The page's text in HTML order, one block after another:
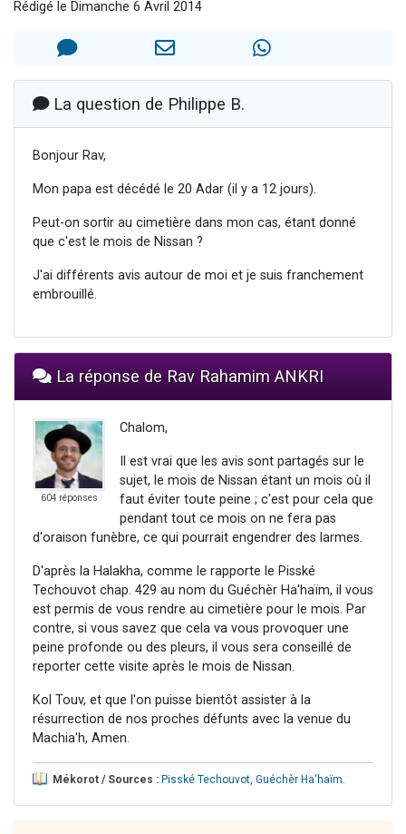
Il reste 49 places pour étudier en groupe sur Zoom
Eva vient de donner son Maasser
3 personnes viennent de faire un don pour Événements Torah-Box
Rédigé le Dimanche 6 Avril 2014
La question de Philippe B.
Bonjour Rav,
Mon papa est décédé le 20 Adar (il y a 12 jours).
Peut-on sortir au cimetière dans mon cas, étant donné
que c'est le mois de Nissan ?
J'ai différents avis autour de moi et je suis franchement
embrouillé.
La réponse de Rav Rahamim ANKRI
604 réponses
Chalom,
Il est vrai que les avis sont partagés sur le
sujet, le mois de Nissan étant un mois où il
faut éviter toute peine ; c'est pour cela que
pendant tout ce mois on ne fera pas
d'oraison funèbre, ce qui pourrait engendrer des larmes.
D'après la Halakha, comme le rapporte le Pisské
Techouvot chap. 429 au nom du Guéchèr Ha'haïm, il vous
est permis de vous rendre au cimetière pour le mois. Par
contre, si vous savez que cela va vous provoquer une
peine profonde ou des pleurs, il vous sera conseillé de
reporter cette visite après le mois de Nissan.
Kol Touv, et que l'on puisse bientôt assister à la
résurrection de nos proches défunts avec la venue du
Machia'h, Amen.
Mékorot / Sources : Pisské Techouvot, Guéchèr Ha'haïm.